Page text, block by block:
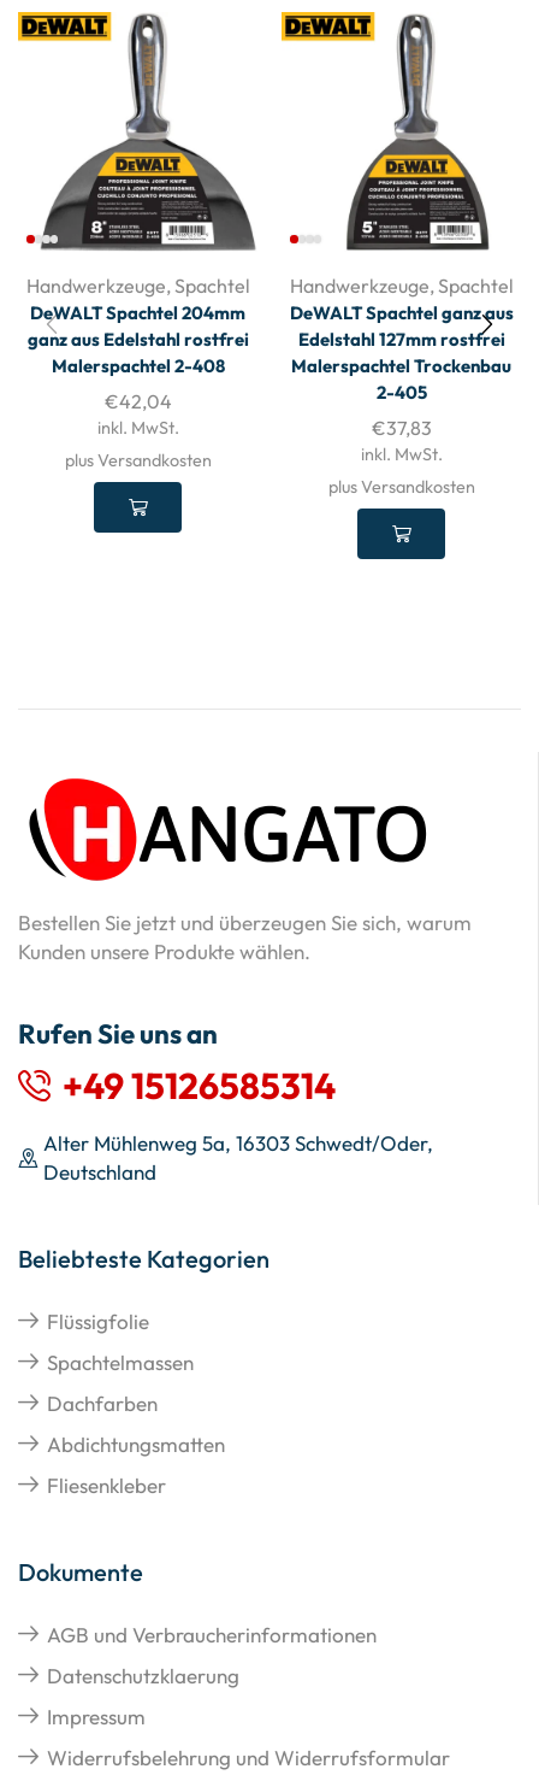
Handwerkzeuge, Spachtel
DeWALT Spachtel 204mm
ganz aus Edelstahl rostfrei
Malerspachtel 2-408
€42,04
inkl. MwSt.
plus Versandkosten
Handwerkzeuge, Spachtel
DeWALT Spachtel ganz aus
Edelstahl 127mm rostfrei
Malerspachtel Trockenbau
2-405
€37,83
inkl. MwSt.
plus Versandkosten
Bestellen Sie jetzt und überzeugen Sie sich, warum
Kunden unsere Produkte wählen.
Rufen Sie uns an
+49 15126585314
Alter Mühlenweg 5a, 16303 Schwedt/Oder,
Deutschland
Beliebteste Kategorien
Flüssigfolie
Spachtelmassen
Dachfarben
Abdichtungsmatten
Fliesenkleber
Dokumente
AGB und Verbraucherinformationen
Datenschutzklaerung
Impressum
Widerrufsbelehrung und Widerrufsformular